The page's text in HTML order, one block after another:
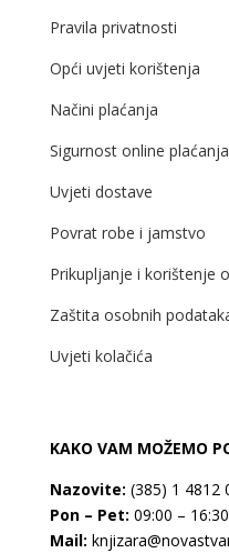
Pravila privatnosti
Opći uvjeti korištenja
Načini plaćanja
Sigurnost online plaćanja
Uvjeti dostave
Povrat robe i jamstvo
Prikupljanje i korištenje
Zaštita osobnih
Uvjeti kolačića
KAKO VAM MOŽEMO
Nazovite: (385) 1 4812
Pon – Pet: 09:00 – 16:30
Mail: